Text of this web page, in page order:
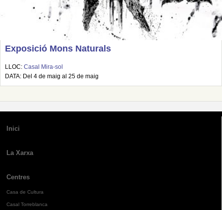
Exposició Mons Naturals
LLOC: Casal Mira-sol
DATA: Del 4 de maig al 25 de maig
Inici
La Xarxa
Centres
Casa de Cultura
Casal Torreblanca